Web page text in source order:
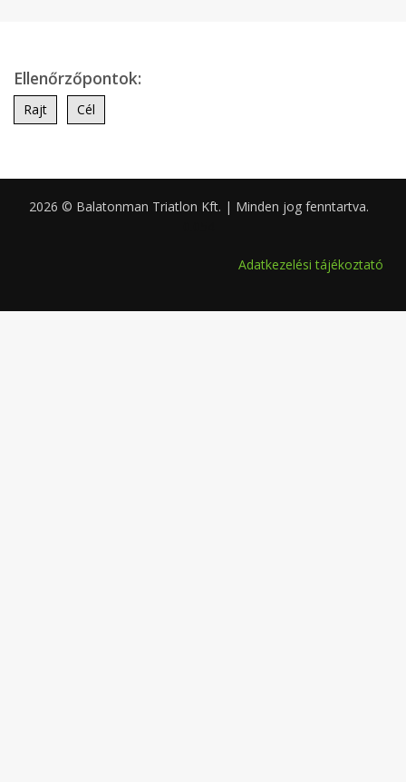
Ellenőrzőpontok:
Rajt Cél
2026 © Balatonman Triatlon Kft. | Minden jog fenntartva.
Adatkezelési tájékoztató